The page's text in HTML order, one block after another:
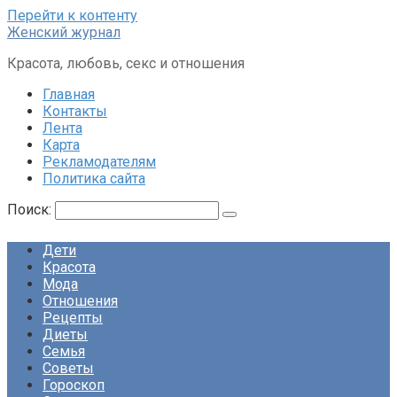
Перейти к контенту
Женский журнал
Красота, любовь, секс и отношения
Главная
Контакты
Лента
Карта
Рекламодателям
Политика сайта
Поиск:
Дети
Красота
Мода
Отношения
Рецепты
Диеты
Семья
Советы
Гороскоп